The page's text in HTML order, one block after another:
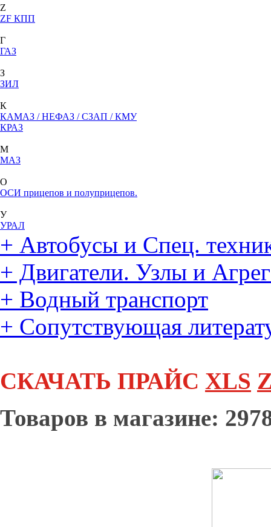
Z
ZF КПП
Г
ГАЗ
З
ЗИЛ
К
КАМАЗ / НЕФАЗ / СЗАП / КМУ
КРАЗ
М
МАЗ
О
ОСИ прицепов и полуприцепов.
У
УРАЛ
+ Автобусы и Спец.
+ Двигатели. Узлы и
+ Водный транспорт
+ Сопутствующая
СКАЧАТЬ ПРАЙС XLS
Товаров в магазине: